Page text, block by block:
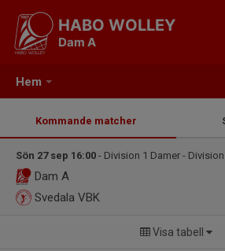
Hem
HABO WOLLEY
Dam A
Kommande matcher
Sön 27 sep 16:00 - Division 1 Damer - Division 1
Dam A
Svedala VBK
Visa tabell